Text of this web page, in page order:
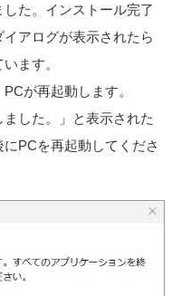
ェアを本製品に再イン
ことができるものとし
スコードの形式でまた
ェアを含むものまたは
となるソフトウェアお
形式で開示または頒布
等を含むがこれに限られ
License (LGPL) に
フトウェアを含むがこ
ンソースソフトウェ
した。インストール完了
アログが表示されたら
ます。
が再起動します。
した。」と表示された
PCを再起動してくださ